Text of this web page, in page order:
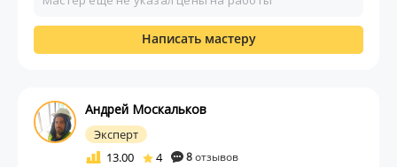
Написать мастеру
Андрей Москальков
Эксперт
13.00
4 8отзывов